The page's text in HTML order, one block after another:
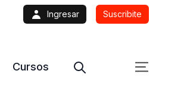
Ingresar Suscribite
Cursos